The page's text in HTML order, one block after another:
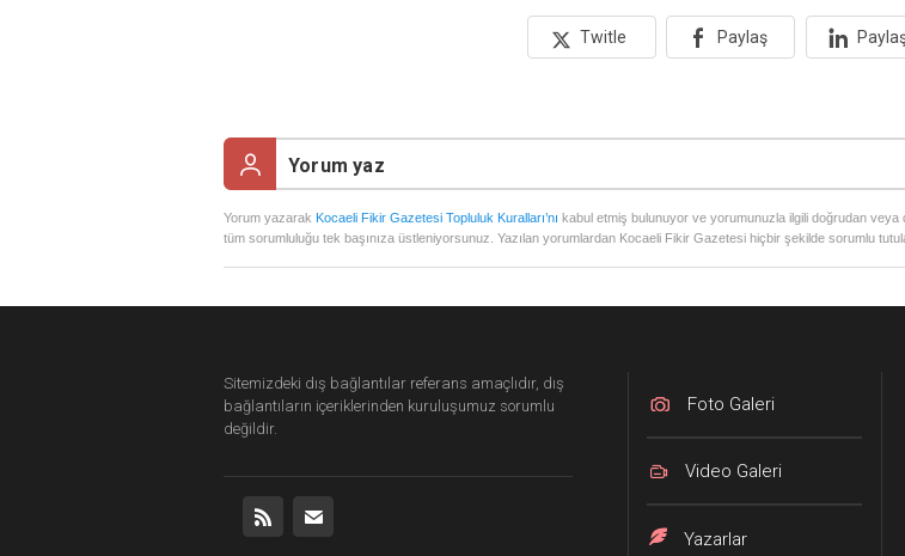
Twitle Paylaş
Yorum yazarak Kocaeli Fikir Gazetesi Topluluk Kuralları’nı kabul etmiş bulunuyor ve yorumunuzla ilgili doğrudan veya
tüm sorumluluğu tek başınıza üstleniyorsunuz. Yazılan yorumlardan Kocaeli Fikir Gazetesi hiçbir şekilde sorumlu
Sitemizdeki dış bağlantılar referans amaçlıdır, dış
bağlantıların içeriklerinden kuruluşumuz sorumlu
değildir.
Foto Galeri
Video Galeri
Yazarlar